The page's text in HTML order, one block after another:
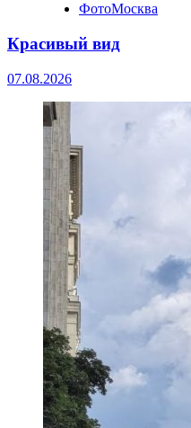
ФотоМосква
Красивый вид
07.08.2026